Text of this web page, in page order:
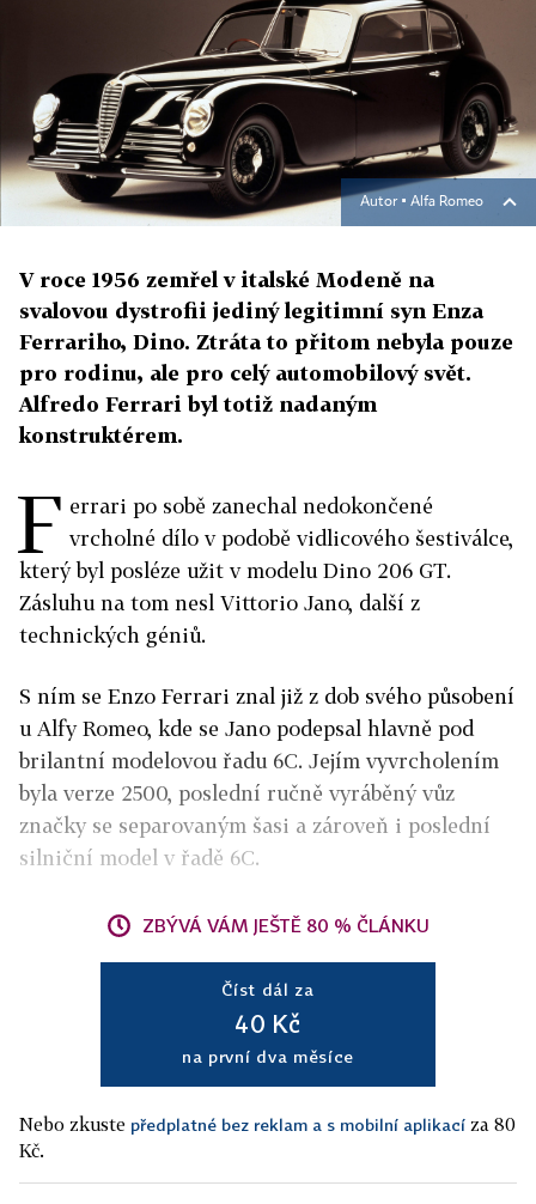
Autor ▪ Alfa Romeo
V roce 1956 zemřel v italské Modeně na
svalovou dystrofii jediný legitimní syn Enza
Ferrariho, Dino. Ztráta to přitom nebyla pouze
pro rodinu, ale pro celý automobilový svět.
Alfredo Ferrari byl totiž nadaným
konstruktérem.
F errari po sobě zanechal nedokončené
vrcholné dílo v podobě vidlicového šestiválce,
který byl posléze užit v modelu Dino 206 GT.
Zásluhu na tom nesl Vittorio Jano, další z
technických géniů.
S ním se Enzo Ferrari znal již z dob svého působení
u Alfy Romeo, kde se Jano podepsal hlavně pod
brilantní modelovou řadu 6C. Jejím vyvrcholením
byla verze 2500, poslední ručně vyráběný vůz
značky se separovaným šasi a zároveň i poslední
silniční model v řadě 6C.
ZBÝVÁ VÁM JEŠTĚ 80 % ČLÁNKU
Číst dál za
40 Kč
na první dva měsíce
Nebo zkuste předplatné bez reklam a s mobilní aplikací za 80
Kč.